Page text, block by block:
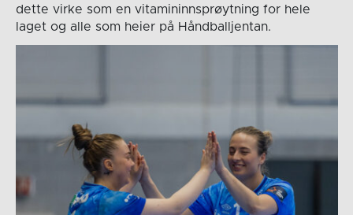
dette virke som en vitamininnsprøytning for hele
laget og alle som heier på Håndballjentan.